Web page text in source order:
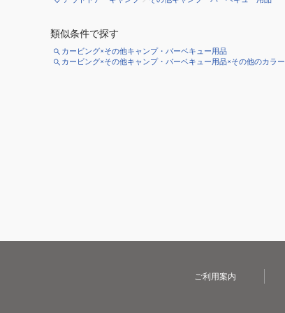
類似条件で探す
カービング×その他キャンプ・バーベキュー用品
カービング×その他キャンプ・バーベキュー用品×その他のカラー
ご利用案内